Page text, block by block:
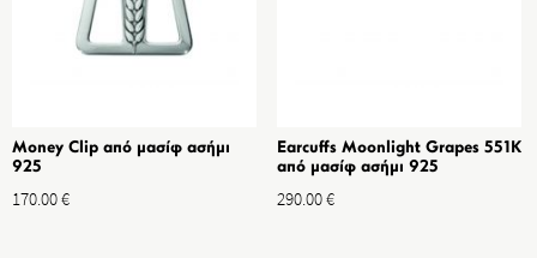
Money Clip από μασίφ ασήμι
925
170.00€
Earcuffs Moonlight Grapes 551K
από μασίφ ασήμι 925
290.00€